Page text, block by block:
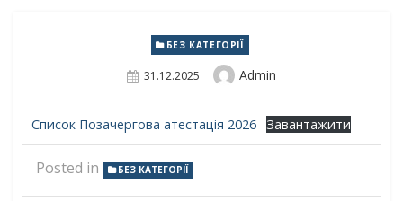
БЕЗ КАТЕГОРІЇ
Posted
31.12.2025 Author
Admin
Список Позачергова атестація 2026 Завантажити
Posted in БЕЗ КАТЕГОРІЇ